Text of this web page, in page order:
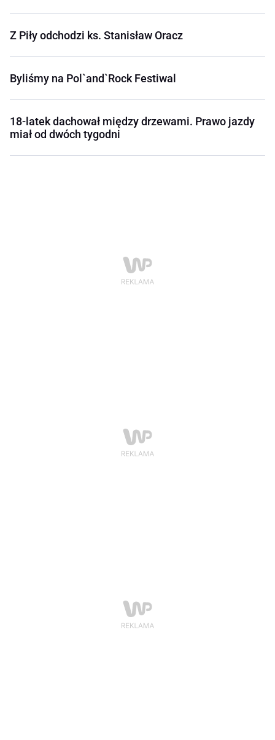
Z Piły odchodzi ks. Stanisław Oracz
Byliśmy na Pol`and`Rock Festiwal
18-latek dachował między drzewami. Prawo jazdy
miał od dwóch tygodni